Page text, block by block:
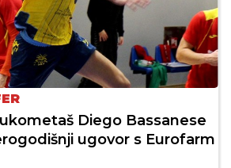
Diego Bassanese
ugovor s Eurofarm